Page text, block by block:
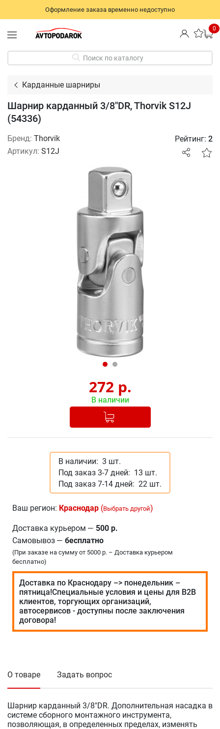
Оформление заказа временно недоступно
0
Поиск по каталогу
Карданные шарниры
Шарнир карданный 3/8"DR, Thorvik S12J
(54336)
Бренд: Thorvik
Артикул: S12J
Рейтинг: 2
272 р.
В наличии
Добавлено в корзину
В наличии: 3 шт.
Под заказ 3-7 дней: 13 шт.
Под заказ 7-14 дней: 22 шт.
Ваш регион: Краснодар (Выбрать другой)
Доставка курьером — 500 р.
Самовывоз — бесплатно
(При заказе на сумму от 5000 р. – Доставка курьером
бесплатно)
Доставка по Краснодару –> понедельник –
пятница!Специальные условия и цены для В2В
клиентов, торгующих организаций,
автосервисов - доступны после заключения
договора!
О товаре Задать вопрос
Шарнир карданный 3/8"DR. Дополнительная насадка в
системе сборного монтажного инструмента,
позволяющая, в определенных пределах, изменять